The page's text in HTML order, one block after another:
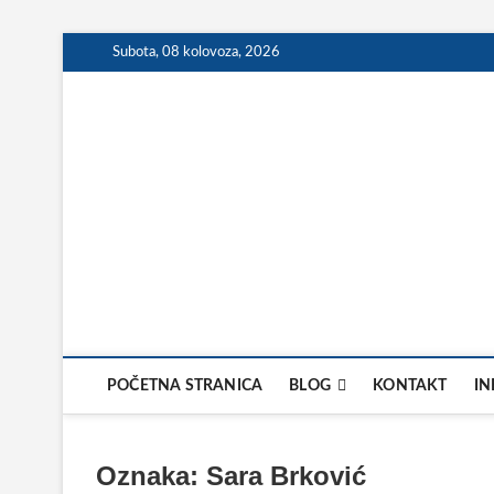
to
Subota, 08 kolovoza, 2026
POČETNA STRANICA BLOG KONTAKT
Oznaka: Sara Brković